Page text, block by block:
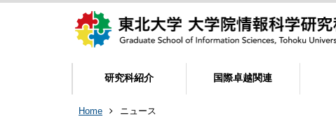
研究科紹介 国際卓越関連
Home ニュース